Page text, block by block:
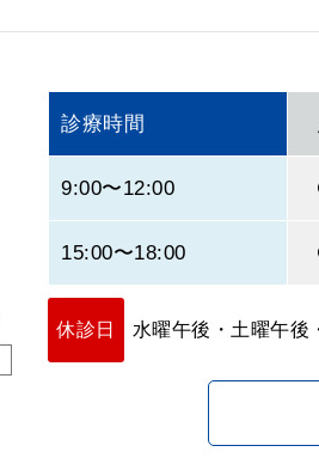
診療時間
9:00〜12:00
15:00〜18:00
休診日 水曜午後・土曜午後